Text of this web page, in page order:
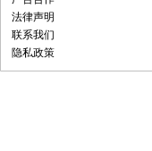
法律声明
联系我们
隐私政策